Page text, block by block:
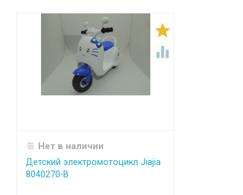


Нет в наличии
Детский электромотоцикл Jiajia
8040270-B